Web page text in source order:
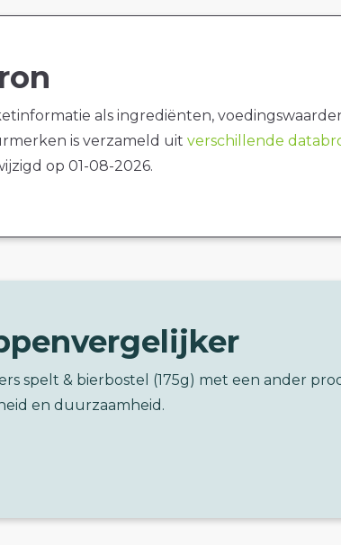
als ingrediënten,
is verzameld uit verschillende
op 01-08-2026.
spelt & bierbostel (175g) met een ander
en duurzaamheid.